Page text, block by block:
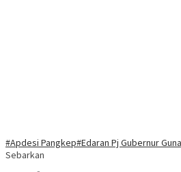
#Apdesi Pangkep#Edaran Pj Gubernur
Sebarkan